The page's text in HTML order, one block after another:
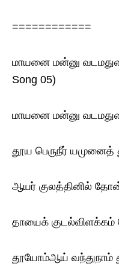
============
மாயனை மன்னு
Song 05)
மாயனை மன்னு
தூய பெருநீர்
ஆயர் குலத்தினில்
தாயைக்
தூயோம்ஆய் வந்துநாம்